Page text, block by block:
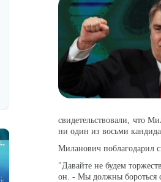
свидетельствовали, что
ни один из восьми
Миланович поблагодарил
"Давайте не будем
он. - Мы должны бороться